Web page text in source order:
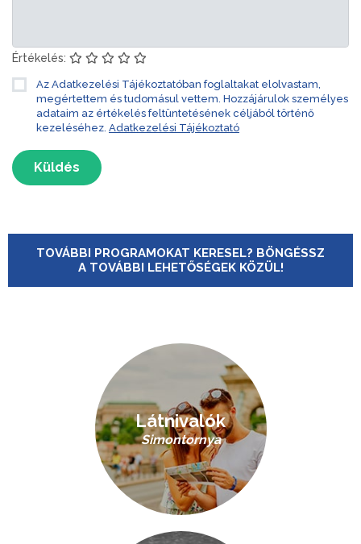
Értékelés:
Az Adatkezelési Tájékoztatóban foglaltakat elolvastam,
megértettem és tudomásul vettem. Hozzájárulok személyes
adataim az értékelés feltüntetésének céljából történő
kezeléséhez. Adatkezelési Tájékoztató
Küldés
TOVÁBBI PROGRAMOKAT KERESEL? BÖNGÉSSZ
A TOVÁBBI LEHETŐSÉGEK KÖZÜL!
Látnivalók
Simontornya